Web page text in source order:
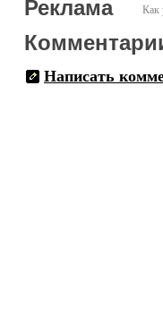
Как
Реклама
Написать